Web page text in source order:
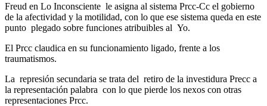
Freud en Lo Inconsciente le asigna al sistema Prcc-Cc el gobierno
de la afectividad y la motilidad, con lo que ese sistema queda en este
punto plegado sobre funciones atribuibles al Yo.
El Prcc claudica en su funcionamiento ligado, frente a los
traumatismos.
La represión secundaria se trata del retiro de la investidura Precc a
la representación palabra con lo que pierde los nexos con otras
representaciones Prcc.